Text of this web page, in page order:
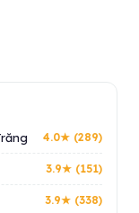
4.0★ (289)
3.9★ (151)
3.9★ (338)